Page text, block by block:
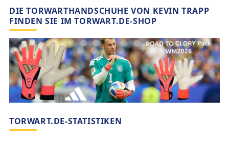
DIE TORWARTHANDSCHUHE VON KEVIN TRAPP
FINDEN SIE IM TORWART.DE-SHOP
TORWART.DE-STATISTIKEN